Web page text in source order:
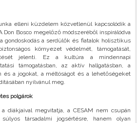
elleni küzdelem közvetlenül kapcsolódik a
Don Bosco megelőző módszeréből inspirálódva
gondoskodás a serdülők és fiatalok holisztikus
környezet védelmét, támogatását,
jelenti. Ez a kultúra a mindennapi
támogatásban, az aktív hallgatásban, a
és a jogokat, a méltóságot és a lehetőségeket
nyilvánul meg.
polgárok
diákjaival megvitatja, a CESAM nem csupán
társadalmi jogsértésre, hanem olyan